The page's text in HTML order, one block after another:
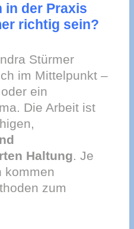
in der Praxis
richtig sein?
Stürmer
im Mittelpunkt –
ein
Die Arbeit ist
Haltung. Je
kommen
zum